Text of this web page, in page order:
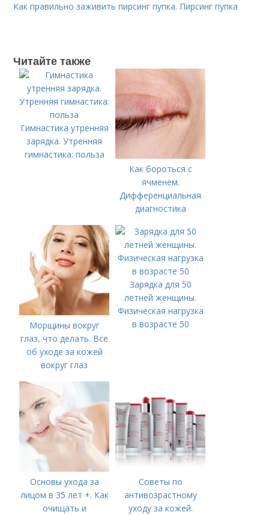
Как правильно заживить пирсинг пупка. Пирсинг пупка
Читайте также
Гимнастика утренняя
зарядка. Утренняя
гимнастика: польза
Как бороться с
ячменем.
Дифференциальная
диагностика
Морщины вокруг
глаз, что делать. Все
об уходе за кожей
вокруг глаз
Зарядка для 50
летней женщины.
Физическая нагрузка
в возрасте 50
Основы ухода за
лицом в 35 лет +. Как
очищать и
Советы по
антивозрастному
уходу за кожей.